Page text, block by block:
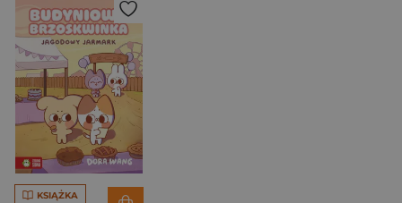
KSIĄŻKA